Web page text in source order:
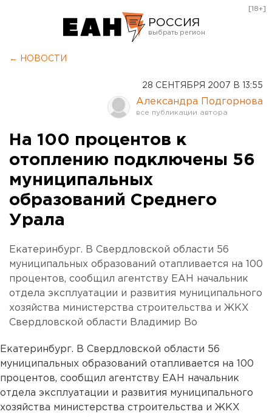
РОССИЯ
Оренбург
[18+]
← НОВОСТИ
28 СЕНТЯБРЯ 2007 В 13:55
Александра Подгорнова
На 100 процентов к
отоплению подключены 56
муниципальных
образований Среднего
Урала
Екатеринбург. В Свердловской области 56
муниципальных образований отапливается на 100
процентов, сообщил агентству ЕАН начальник
отдела эксплуатации и развития муниципального
хозяйства министерства строительства и ЖКХ
Свердловской области Владимир Во
Екатеринбург. В Свердловской области 56
муниципальных образований отапливается на 100
процентов, сообщил агентству ЕАН начальник
отдела эксплуатации и развития муниципального
хозяйства министерства строительства и ЖКХ